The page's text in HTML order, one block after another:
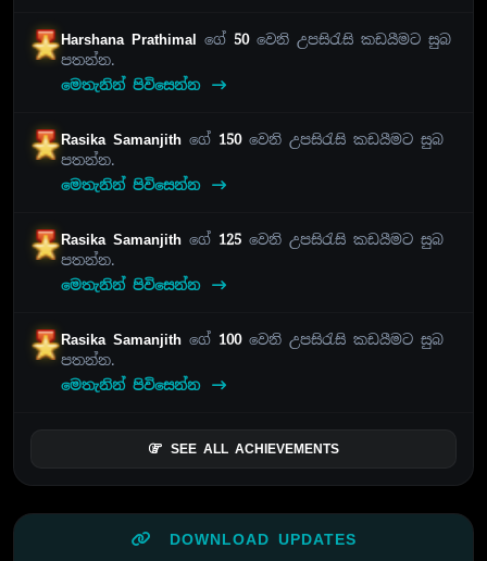
Harshana Prathimal ගේ 50වෙනි උපසිරැසි කඩයීමට සුබ
පතන්න.
මෙතැනින් පිවිසෙන්න
Rasika Samanjithගේ 150වෙනි උපසිරැසි කඩයීමට සුබ
පතන්න.
මෙතැනින් පිවිසෙන්න
Rasika Samanjithගේ 125 වෙනි උපසිරැසි කඩයීමට සුබ
පතන්න.
මෙතැනින් පිවිසෙන්න
Rasika Samanjithගේ 100වෙනි උපසිරැසි කඩයීමට සුබ
පතන්න.
මෙතැනින් පිවිසෙන්න
SEE ALL ACHIEVEMENTS
DOWNLOAD UPDATES